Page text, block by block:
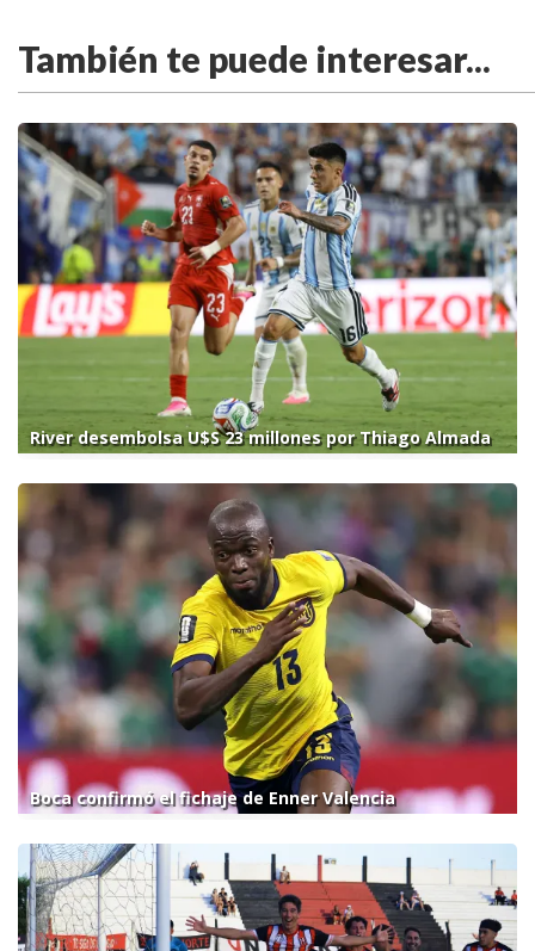
También te puede interesar...
River desembolsa U$S 23 millones por Thiago Almada
Boca confirmó el fichaje de Enner Valencia